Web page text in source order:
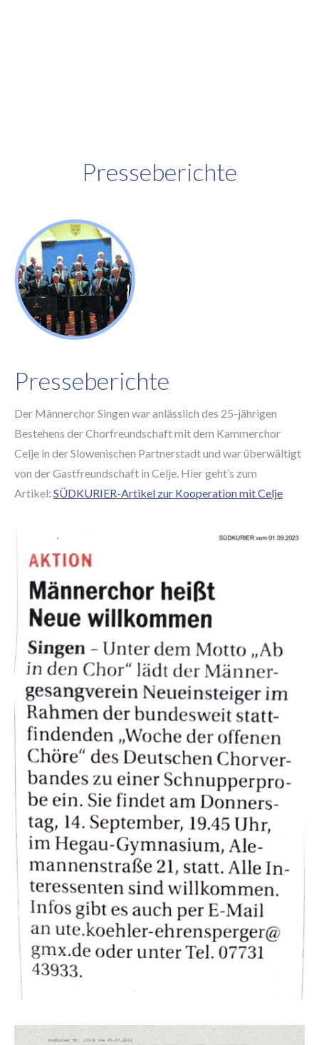
Presseberichte
Presseberichte
Der Männerchor Singen war anlässlich des 25-jährigen
Bestehens der Chorfreundschaft mit dem Kammerchor
Celje in der Slowenischen Partnerstadt und war überwältigt
von der Gastfreundschaft in Celje. Hier geht’s zum
Artikel: SÜDKURIER-Artikel zur Kooperation mit Celje